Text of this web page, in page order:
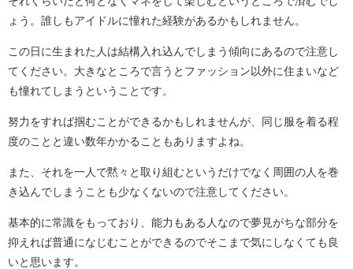
ょう。誰しもアイドルに憧れた経験があるかもしれません。
この日に生まれた人は結構入れ込んでしまう傾向にあるので注意し
てください。大きなところで言うとファッション以外に住まいなど
も憧れてしまうということです。
努力をすれば掴むことができるかもしれませんが、同じ服を着る程
度のことと違い数年かかることもありますよね。
また、それを一人で黙々と取り組むというだけでなく周囲の人を巻
き込んでしまうことも少なくないので注意してください。
基本的に常識をもっており、能力もある人なので夢見がちな部分を
抑えれば普通になじむことができるのでそこまで気にしなくても良
いと思います。